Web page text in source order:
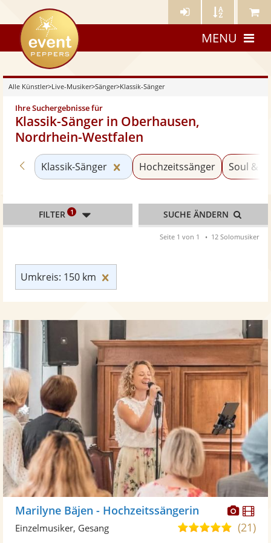
Künstler- Künstler Meine
eventpeppers
MENU
Alle Künstler>Live-Musiker>Sänger>Klassik-Sänger
Ihre Suchergebnisse für
Klassik-Sänger in Oberhausen,
Nordrhein-Westfalen
Zurück zu «Bands & Ensembles»
Klassik-Sänger Kategorie «Klassik-Sänger»
Hochzeitssänger Soul &
Umkreis: 150 km
FILTER 1 SUCHE ÄNDERN
Seite 1 von 1 12 Solomusiker
Marilyne Bäjen - Hochzeitssängerin
4,9(21)
Einzelmusiker, Gesang